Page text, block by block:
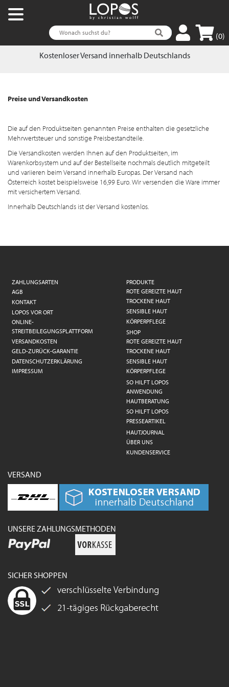
(0)
Kostenloser Versand innerhalb Deutschlands
Preise und Versandkosten
Die auf den Produktseiten genannten Preise enthalten die gesetzliche
Mehrwertsteuer und sonstige Preisbestandteile.
Die Versandkosten werden Ihnen auf den Produktseiten, im
Warenkorbsystem und auf der Bestellseite nochmals deutlich mitgeteilt
und variieren beim Versand innerhalb Europas. Der Versand nach
Österreich kostet beispielsweise 16,99 Euro. Wir versenden die Ware immer
mit versichertem Versand.
Innerhalb Deutschlands ist der Versand kostenlos.
ZAHLUNGSARTEN
AGB
KONTAKT
LOPOS VOR ORT
ONLINE-
STREITBEILEGUNGSPLATTFORM
VERSANDKOSTEN
GELD-ZURÜCK-GARANTIE
DATENSCHUTZERKLÄRUNG
IMPRESSUM
PRODUKTE
ROTE GEREIZTE HAUT
TROCKENE HAUT
SENSIBLE HAUT
KÖRPERPFLEGE
SHOP
ROTE GEREIZTE HAUT
TROCKENE HAUT
SENSIBLE HAUT
KÖRPERPFLEGE
SO HILFT LOPOS
ANWENDUNG
HAUTBERATUNG
SO HILFT LOPOS
PRESSEARTIKEL
HAUTJOURNAL
ÜBER UNS
KUNDENSERVICE
VERSAND
UNSERE ZAHLUNGSMETHODEN
SICHER SHOPPEN